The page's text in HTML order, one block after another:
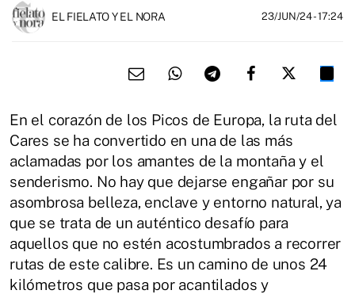
EL FIELATO Y EL NORA 23/JUN/24- 17:24
En el corazón de los Picos de Europa, la ruta del
Cares se ha convertido en una de las más
aclamadas por los amantes de la montaña y el
senderismo. No hay que dejarse engañar por su
asombrosa belleza, enclave y entorno natural, ya
que se trata de un auténtico desafío para
aquellos que no estén acostumbrados a recorrer
rutas de este calibre. Es un camino de unos 24
kilómetros que pasa por acantilados y